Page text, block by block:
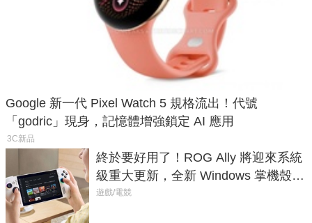
Google 新一代 Pixel Watch 5 規格流出！代號
「godric」現身，記憶體增強鎖定 AI 應用
3C新品
終於要好用了！ROG Ally 將迎來系統
級重大更新，全新 Windows 掌機殼模
式讓操作就像 Xbox 一樣順暢
遊戲/電競